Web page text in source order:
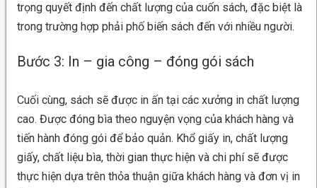
trọng quyết định đến chất lượng của cuốn sách, đặc biệt là
trong trường hợp phải phố biến sách đến với nhiều người.
Bước 3: In – gia công – đóng gói sách
Cuối cùng, sách sẽ được in ấn tại các xưởng in chất lượng
cao. Được đóng bìa theo nguyện vọng của khách hàng và
tiến hành đóng gói để bảo quản. Khổ giấy in, chất lượng
giấy, chất liệu bìa, thời gian thực hiện và chi phí sẽ được
thực hiện dựa trên thỏa thuận giữa khách hàng và đơn vị in